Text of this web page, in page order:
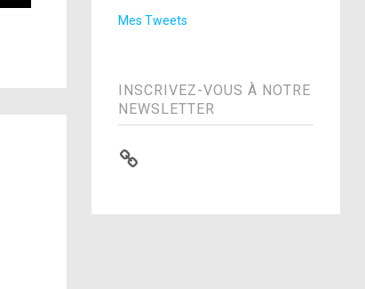
Mes Tweets
INSCRIVEZ-VOUS À NOTRE
NEWSLETTER